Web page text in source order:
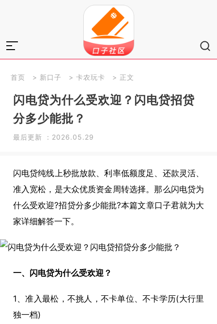
首页 > 新口子 > 卡农玩卡 > 正文
闪电贷为什么受欢迎？闪电贷招贷
分多少能批？
最后更新 ：2026.05.29
闪电贷纯线上秒批放款、利率低额度足、还款灵活、
准入宽松，是大众优质资金周转选择。那么闪电贷为
什么受欢迎?招贷分多少能批?本篇文章口子君就为大
家详细解答一下。
一、闪电贷为什么受欢迎？
1、准入最松，不挑人，不卡单位、不卡学历(大行里
独一档)